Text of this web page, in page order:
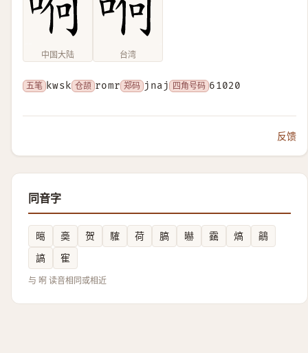
中国大陆 台湾
五笔 kwsk 仓颉 romr 郑码 jnaj 四角号码 61020
反馈
同音字
㬞 䯨 贺 䮤 荷 䐧 㬨 靎 熇
鶮
謞
寉
与 哬 读音相同或相近